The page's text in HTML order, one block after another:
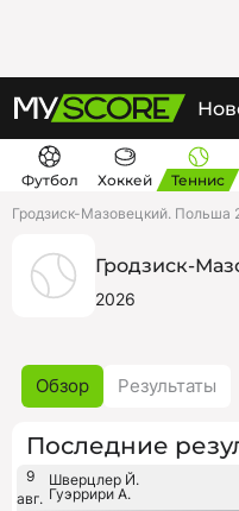
Футбол Хоккей Теннис
Гродзиск-Мазовецкий. Польша
Гродзиск-
2026
Обзор Результаты
Последние
9
авг.
Шверцлер Й.
Гуэррири А.